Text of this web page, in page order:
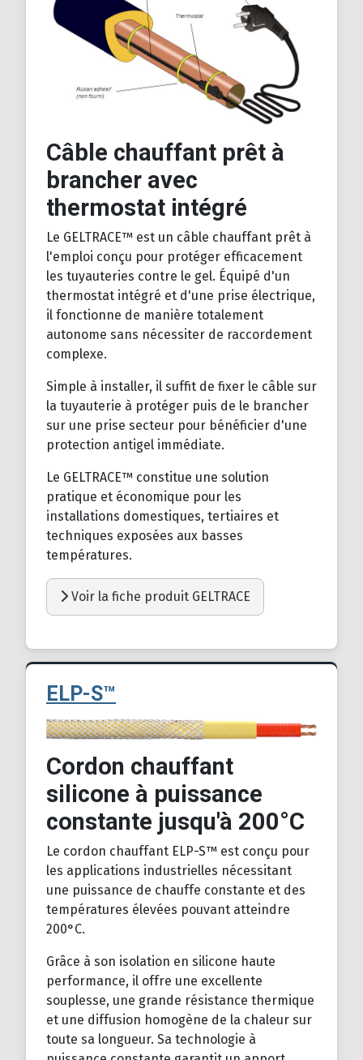
Câble chauffant prêt à
brancher avec
thermostat intégré
Le GELTRACE™ est un câble chauffant prêt à
l'emploi conçu pour protéger efficacement
les tuyauteries contre le gel. Équipé d'un
thermostat intégré et d'une prise électrique,
il fonctionne de manière totalement
autonome sans nécessiter de raccordement
complexe.
Simple à installer, il suffit de fixer le câble sur
la tuyauterie à protéger puis de le brancher
sur une prise secteur pour bénéficier d'une
protection antigel immédiate.
Le GELTRACE™ constitue une solution
pratique et économique pour les
installations domestiques, tertiaires et
techniques exposées aux basses
températures.
Voir la fiche produit GELTRACE
ELP-S™
Détails
Cordon chauffant
silicone à puissance
constante jusqu'à 200°C
Le cordon chauffant ELP-S™ est conçu pour
les applications industrielles nécessitant
une puissance de chauffe constante et des
températures élevées pouvant atteindre
200°C.
Grâce à son isolation en silicone haute
performance, il offre une excellente
souplesse, une grande résistance thermique
et une diffusion homogène de la chaleur sur
toute sa longueur. Sa technologie à